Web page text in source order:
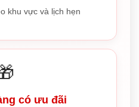
khu vực và lịch hẹn
có ưu đãi